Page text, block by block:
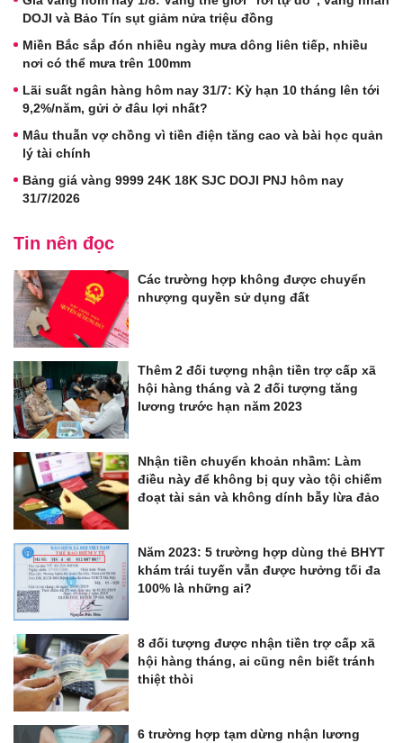
DOJI và Bảo Tín sụt giảm nửa triệu đồng
Miền Bắc sắp đón nhiều ngày mưa dông liên tiếp, nhiều
nơi có thể mưa trên 100mm
Lãi suất ngân hàng hôm nay 31/7: Kỳ hạn 10 tháng lên tới
9,2%/năm, gửi ở đâu lợi nhất?
Mâu thuẫn vợ chồng vì tiền điện tăng cao và bài học quản
lý tài chính
Bảng giá vàng 9999 24K 18K SJC DOJI PNJ hôm nay
31/7/2026
Tin nên đọc
Các trường hợp không được chuyển
nhượng quyền sử dụng đất
Thêm 2 đối tượng nhận tiền trợ cấp xã
hội hàng tháng và 2 đối tượng tăng
lương trước hạn năm 2023
Nhận tiền chuyển khoản nhầm: Làm
điều này để không bị quy vào tội chiếm
đoạt tài sản và không dính bẫy lừa đảo
Năm 2023: 5 trường hợp dùng thẻ BHYT
khám trái tuyến vẫn được hưởng tối đa
100% là những ai?
8 đối tượng được nhận tiền trợ cấp xã
hội hàng tháng, ai cũng nên biết tránh
thiệt thòi
6 trường hợp tạm dừng nhận lương